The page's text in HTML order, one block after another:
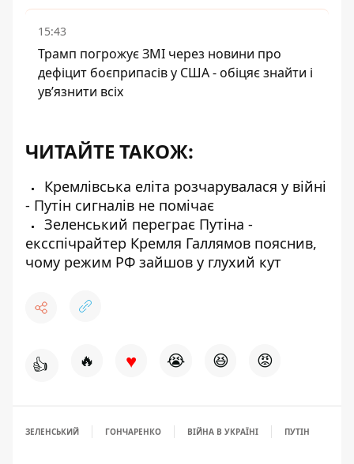
15:43
Трамп погрожує ЗМІ через новини про
дефіцит боєприпасів у США - обіцяє знайти і
ув’язнити всіх
ЧИТАЙТЕ ТАКОЖ:
Кремлівська еліта розчарувалася у війні
- Путін сигналів не помічає
Зеленський переграє Путіна -
ексспічрайтер Кремля Галлямов пояснив,
чому режим РФ зайшов у глухий кут
👍 🔥 ♥ 😭 😆 😡
ЗЕЛЕНСЬКИЙ ГОНЧАРЕНКО ВІЙНА В УКРАЇНІ ПУТІН